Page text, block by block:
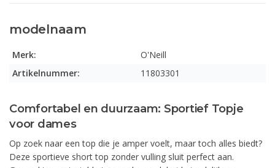
modelnaam
Merk:
O'Neill
Artikelnummer:
11803301
Comfortabel en duurzaam: Sportief Topje
voor dames
Op zoek naar een top die je amper voelt, maar toch alles biedt?
Deze sportieve short top zonder vulling sluit perfect aan.